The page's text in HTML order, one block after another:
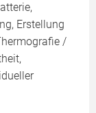
Erstellung
/